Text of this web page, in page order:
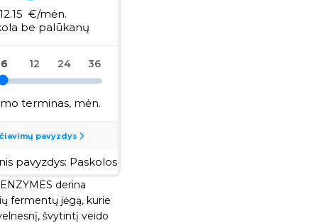
derina
fermentų jėgą, kurie
švytintį veido